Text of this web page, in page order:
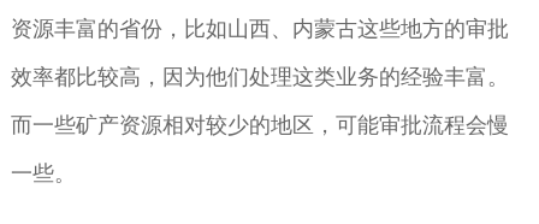
资源丰富的省份，比如山西、内蒙古这些地方的审批
效率都比较高，因为他们处理这类业务的经验丰富。
而一些矿产资源相对较少的地区，可能审批流程会慢
一些。